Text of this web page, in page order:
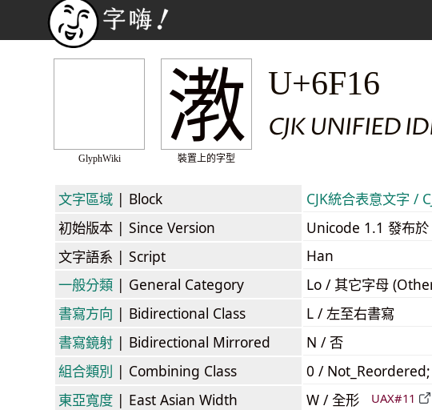
GlyphWiki
漖
裝置上的字型
U+6F16
CJK UNIFIED
文字區域 | Block CJK統合表意文字 /
初始版本 | Since Version
Unicode 1.1 發布
文字語系 | Script
Han
一般分類 | General Category
Lo / 其它字母
書寫方向 | Bidirectional Class
L / 左至右書寫
書寫鏡射 | Bidirectional Mirrored
N / 否
組合類別 | Combining Class
0 /
東亞寬度 | East Asian Width W / 全形 UAX#11